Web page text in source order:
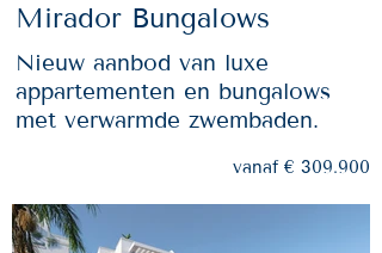
Mirador Bungalows
Nieuw aanbod van luxe
appartementen en bungalows
met verwarmde zwembaden.
vanaf € 309.900